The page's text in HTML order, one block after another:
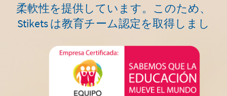
柔軟性を提供しています。このため、
Stikets は教育チーム認定を取得しまし